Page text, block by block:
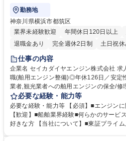
勤務地
神奈川県横浜市都筑区
業界未経験歓迎
年間休日120日以上
退職金あり
完全週休2日制 土日祝休
仕事の内容
企業名 セイカダイヤエンジン株式会社 求人名 【東京営業所】エンジニア
職(舶用エンジン整備)◎年休126日／安定性◎ 仕事の内容 船舶の持
業者,観光業者への舶用エンジンの保全/修
業務をお任せします。 ■お客様である船主へ訪問・訪船して得た情報を基
に客先のニーズを調査し,エンジンの保全
を行います。また船主のニーズ調査/報告
せします。 ■1日で回る現場は1~3ヶ所程
必要な経験・能力等
必要な経験・能力等 【必須】■エンジン
【歓迎】■船舶業界経験■何らかのサービ
好きな方 【当社について】■東証プライム上場・機械総合商社である西華